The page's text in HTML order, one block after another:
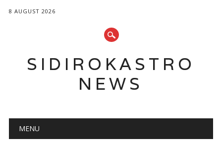
8 AUGUST 2026
SIDIROKASTRO
NEWS
Main menu
MENU